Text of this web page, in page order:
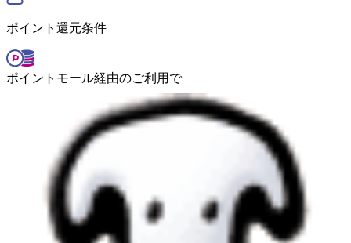
ポイント還元条件
ポイントモール経由のご利用で